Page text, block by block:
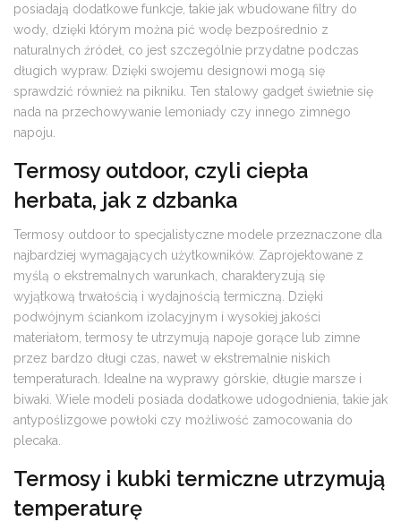
posiadają dodatkowe funkcje, takie jak wbudowane filtry do
wody, dzięki którym można pić wodę bezpośrednio z
naturalnych źródeł, co jest szczególnie przydatne podczas
długich wypraw. Dzięki swojemu designowi mogą się
sprawdzić również na pikniku. Ten stalowy gadget świetnie się
nada na przechowywanie lemoniady czy innego zimnego
napoju.
Termosy outdoor, czyli ciepła
herbata, jak z dzbanka
Termosy outdoor to specjalistyczne modele przeznaczone dla
najbardziej wymagających użytkowników. Zaprojektowane z
myślą o ekstremalnych warunkach, charakteryzują się
wyjątkową trwałością i wydajnością termiczną. Dzięki
podwójnym ściankom izolacyjnym i wysokiej jakości
materiałom, termosy te utrzymują napoje gorące lub zimne
przez bardzo długi czas, nawet w ekstremalnie niskich
temperaturach. Idealne na wyprawy górskie, długie marsze i
biwaki. Wiele modeli posiada dodatkowe udogodnienia, takie jak
antypoślizgowe powłoki czy możliwość zamocowania do
plecaka.
Termosy i kubki termiczne utrzymują
temperaturę